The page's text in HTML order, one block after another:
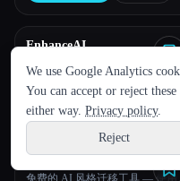
语言
English español
Hindi
EnhanceAI
工具
更多细节 → 访问↗︎
免费的 AI 风格迁移工具 — 使用
We use Google Analytics
You can accept or reject
either way. Privacy policy.
Reject